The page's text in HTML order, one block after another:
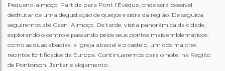
Pequeno-almoço. Partida para Pont l’Évêque, onde será possível
desfrutar de uma degustação de queijos e sidra da região. De seguida,
seguiremos até Caen. Almoço. De tarde, visita panorâmica da cidade,
explorando o centro e passando pelos seus pontos mais emblemáticos,
como as duas abadias, a igreja abacial e o castelo, um dos maiores
recintos fortificados da Europa. Continuaremos para o hotel na Região
de Pontorson. Jantar e alojamento.